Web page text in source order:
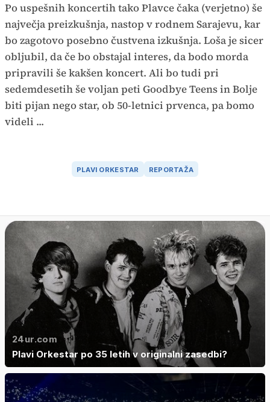
Po uspešnih koncertih tako Plavce čaka (verjetno) še
največja preizkušnja, nastop v rodnem Sarajevu, kar
bo zagotovo posebno čustvena izkušnja. Loša je sicer
obljubil, da če bo obstajal interes, da bodo morda
pripravili še kakšen koncert. Ali bo tudi pri
sedemdesetih še voljan peti Goodbye Teens in Bolje
biti pijan nego star, ob 50-letnici prvenca, pa bomo
videli ...
PLAVI ORKESTAR REPORTAŽA
24ur.com
Plavi Orkestar po 35 letih v originalni zasedbi?